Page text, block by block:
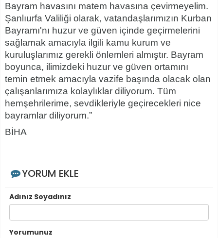
Bayram havasını matem havasına çevirmeyelim.
Şanlıurfa Valiliği olarak, vatandaşlarımızın Kurban
Bayramı'nı huzur ve güven içinde geçirmelerini
sağlamak amacıyla ilgili kamu kurum ve
kuruluşlarımız gerekli önlemleri almıştır. Bayram
boyunca, ilimizdeki huzur ve güven ortamını
temin etmek amacıyla vazife başında olacak olan
çalışanlarımıza kolaylıklar diliyorum. Tüm
hemşehrilerime, sevdikleriyle geçirecekleri nice
bayramlar diliyorum.”
BİHA
YORUM EKLE
Adınız Soyadınız
Yorumunuz